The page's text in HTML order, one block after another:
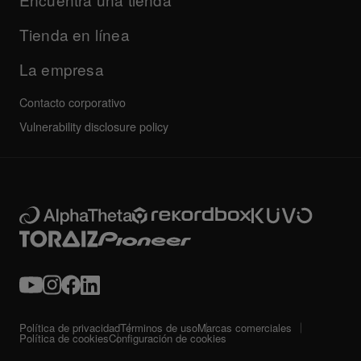
Servicio, reparación, garantía
Otros
Tienda en línea
La empresa
Contacto corporativo
Vulnerability disclosure policy
Política de privacidadTérminos de usoMarcas comerciales
Política de cookiesConfiguración de cookies